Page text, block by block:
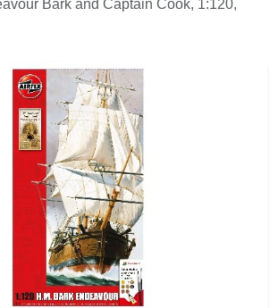
Bark and Captain Cook, 1:120,